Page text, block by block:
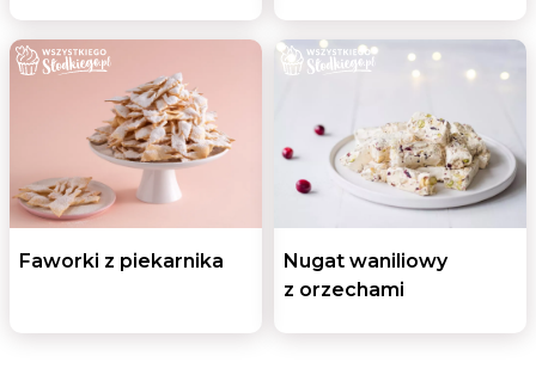
Faworki z piekarnika
Nugat waniliowy
z orzechami